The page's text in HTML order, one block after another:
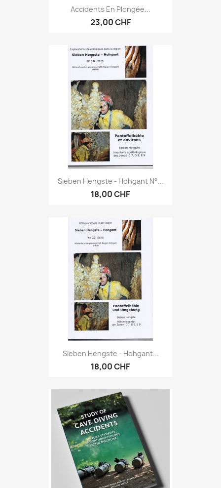
Accidents En Plongée...
23,00 CHF
Sieben Hengste - Hohgant N°...
18,00 CHF
Sieben Hengste - Hohgant...
18,00 CHF